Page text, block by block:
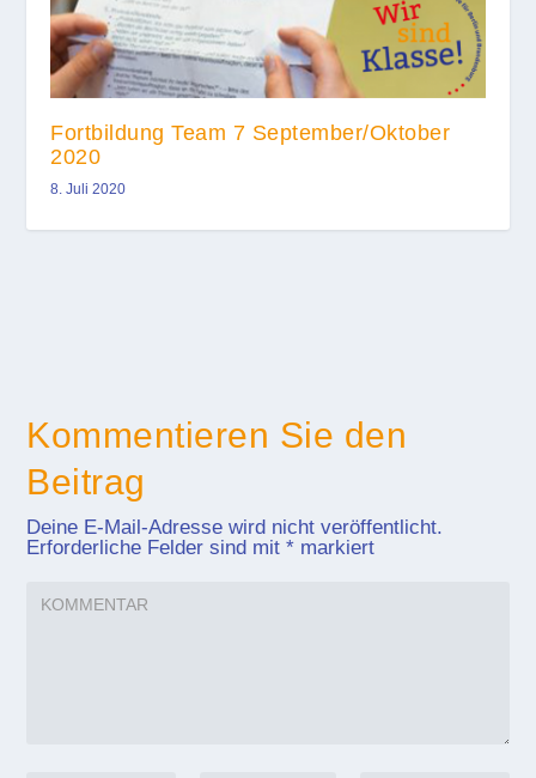
Fortbildung Team 7 September/Oktober
2020
8. Juli 2020
Kommentieren Sie den
Beitrag
Deine E-Mail-Adresse wird nicht veröffentlicht.
Erforderliche Felder sind mit* markiert